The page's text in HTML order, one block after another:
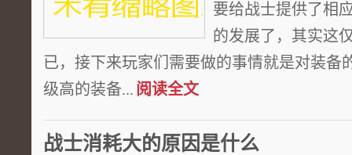
要给战士提供了相
的发展了，其实这
已，接下来玩家们需要做的事情就是对装备
级高的装备... 阅读全文
战士消耗大的原因是什么